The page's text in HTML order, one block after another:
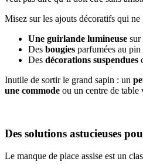
Misez sur les ajouts décoratifs qui ne
Une guirlande lumineuse sur
Des bougies parfumées au
Des décorations suspendues
Inutile de sortir le grand sapin : un
une commode ou un centre de table
Des solutions astucieuses
Le manque de place assise est un